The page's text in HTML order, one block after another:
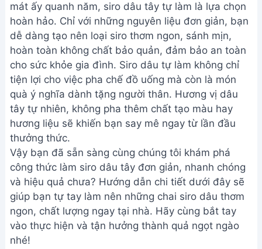
mát ấy quanh năm, siro dâu tây tự làm là lựa chọn
hoàn hảo. Chỉ với những nguyên liệu đơn giản, bạn
dễ dàng tạo nên loại siro thơm ngon, sánh mịn,
hoàn toàn không chất bảo quản, đảm bảo an toàn
cho sức khỏe gia đình. Siro dâu tự làm không chỉ
tiện lợi cho việc pha chế đồ uống mà còn là món
quà ý nghĩa dành tặng người thân. Hương vị dâu
tây tự nhiên, không pha thêm chất tạo màu hay
hương liệu sẽ khiến bạn say mê ngay từ lần đầu
thưởng thức.
Vậy bạn đã sẵn sàng cùng chúng tôi khám phá
công thức làm siro dâu tây đơn giản, nhanh chóng
và hiệu quả chưa? Hướng dẫn chi tiết dưới đây sẽ
giúp bạn tự tay làm nên những chai siro dâu thơm
ngon, chất lượng ngay tại nhà. Hãy cùng bắt tay
vào thực hiện và tận hưởng thành quả ngọt ngào
nhé!